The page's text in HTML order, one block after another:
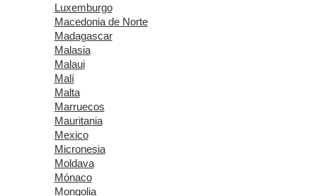
Luxemburgo
Macedonia de Norte
Madagascar
Malasia
Malaui
Malí
Malta
Marruecos
Mauritania
Mexico
Micronesia
Moldava
Mónaco
Mongolia